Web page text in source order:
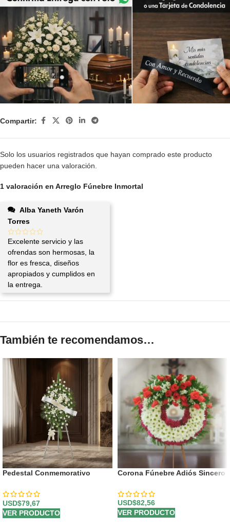
Compartir:
1 valoración en Arreglo Fúnebre Inmortal
Torres
Excelente servicio y las
ofrendas son hermosas, la
flor es fresca, diseños
apropiados y cumplidos en
la entrega.
Solo los usuarios registrados que hayan comprado este producto
pueden hacer una valoración.
También te recomendamos…
Pedestal Conmemorativo
USD$79,67
VER PRODUCTO
Corona Fúnebre Adiós Sincero
USD$82,56
VER PRODUCTO